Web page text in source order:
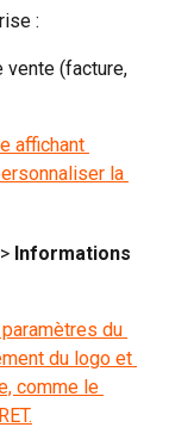
:
vente (facture,
> Informations